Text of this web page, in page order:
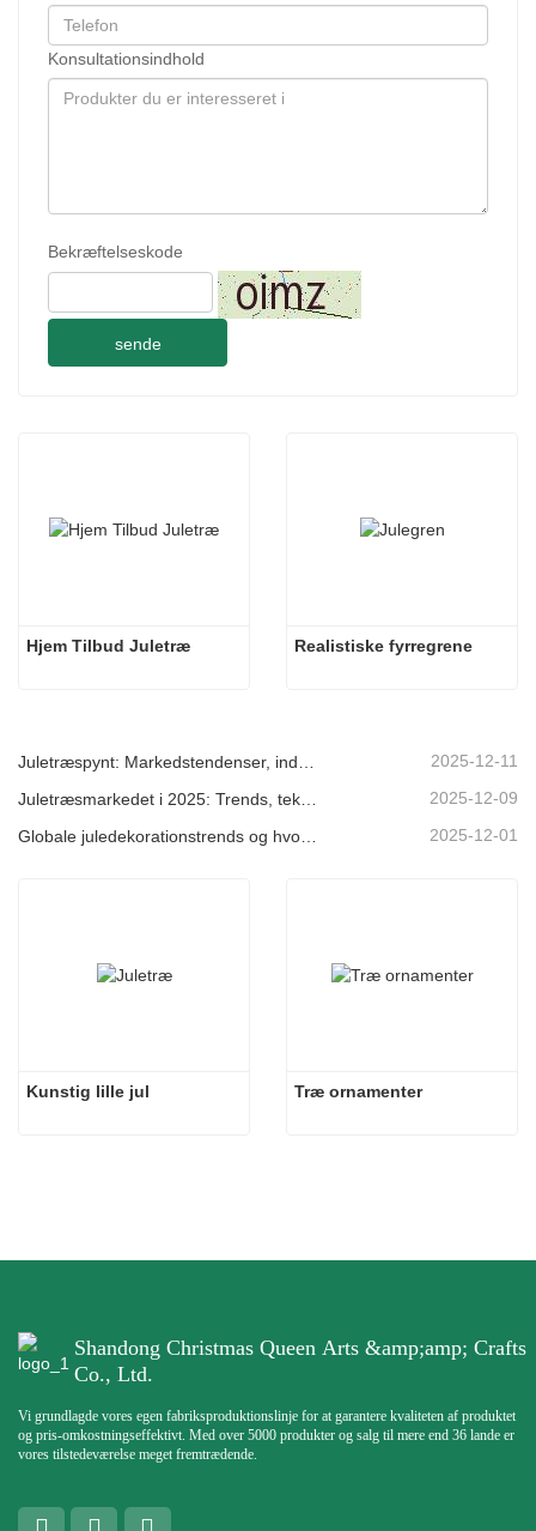
Konsultationsindhold
Bekræftelseskode
sende
Hjem Tilbud Juletræ Realistiske fyrregrene
2025-12-11
2025-12-09
Globale juledekorationstrends og hvorfor Christmas Queen fortsat fører an på markedet 2025-12-01
Kunstig lille jul Træ ornamenter
Shandong Christmas Queen Arts &amp;amp; Crafts
Co., Ltd.
Vi grundlagde vores egen fabriksproduktionslinje for at garantere kvaliteten af ​​produktet
og pris-omkostningseffektivt. Med over 5000 produkter og salg til mere end 36 lande er
vores tilstedeværelse meget fremtrædende.